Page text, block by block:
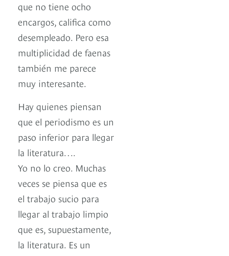
que no tiene ocho
encargos, califica como
desempleado. Pero esa
multiplicidad de faenas
también me parece
muy interesante.
Hay quienes piensan
que el periodismo es un
paso inferior para llegar
la literatura….
Yo no lo creo. Muchas
veces se piensa que es
el trabajo sucio para
llegar al trabajo limpio
que es, supuestamente,
la literatura. Es un